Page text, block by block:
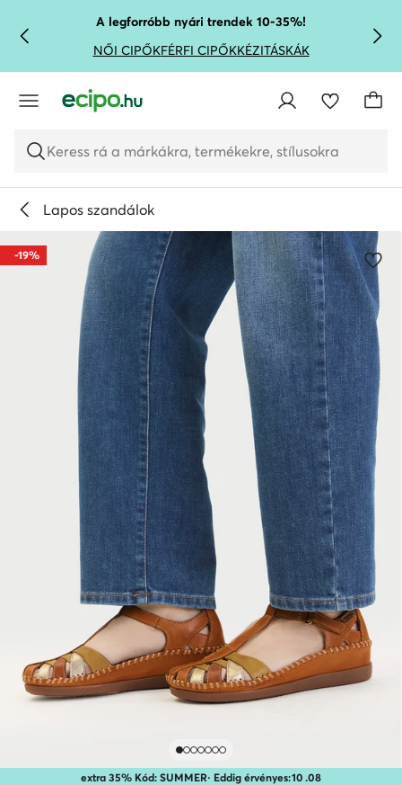
UGRÁS A FŐ TARTALOMRA
UGRÁS A KERESÉSHEZA legforróbb nyári trendek 10-35%!
NŐI CIPŐKFÉRFI CIPŐKKÉZITÁSKÁK
Keress rá a márkákra, termékekre, stílusokra
Lapos szandálok
extra 35% Kód: SUMMER· Eddig érvényes:10 .08
-19%